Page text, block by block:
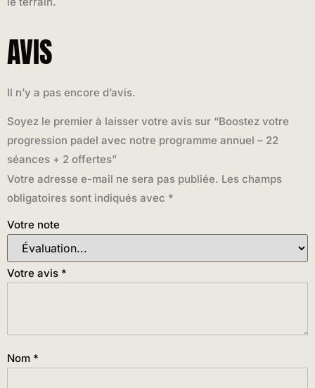
AVIS
Il n’y a pas encore d’avis.
Soyez le premier à laisser votre avis sur “Boostez votre
progression padel avec notre programme annuel – 22
séances + 2 offertes”
Votre adresse e-mail ne sera pas publiée. Les champs
obligatoires sont indiqués avec *
Votre note
Votre avis *
Nom *